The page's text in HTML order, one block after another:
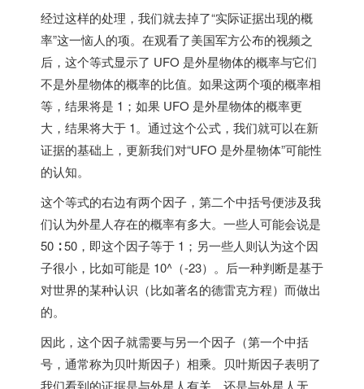
经过这样的处理，我们就去掉了“实际证据出现的概
率”这一恼人的项。在观看了美国军方公布的视频之
后，这个等式显示了 UFO 是外星物体的概率与它们
不是外星物体的概率的比值。如果这两个项的概率相
等，结果将是 1；如果 UFO 是外星物体的概率更
大，结果将大于 1。通过这个公式，我们就可以在新
证据的基础上，更新我们对“UFO 是外星物体”可能性
的认知。
这个等式的右边有两个因子，第二个中括号便涉及我
们认为外星人存在的概率有多大。一些人可能会说是
50 ∶ 50，即这个因子等于 1；另一些人则认为这个因
子很小，比如可能是 10^（-23）。后一种判断是基于
对世界的某种认识（比如著名的德雷克方程）而做出
的。
因此，这个因子就需要与另一个因子（第一个中括
号，通常称为贝叶斯因子）相乘。贝叶斯因子表明了
我们看到的证据是与外星人有关，还是与外星人无